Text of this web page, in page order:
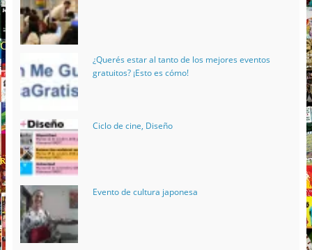
¿Querés estar al tanto de los mejores eventos
gratuitos? ¡Esto es cómo!
Ciclo de cine, Diseño
Evento de cultura japonesa